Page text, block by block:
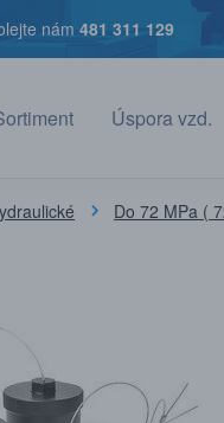
nám 481 311 129
Úspora vzd.
Do 72 MPa (